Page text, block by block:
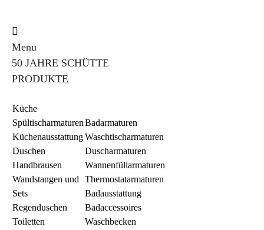
Menu
50 JAHRE SCHÜTTE
PRODUKTE
Küche
Spültischarmaturen
Küchenausstattung
Duschen
Handbrausen
Wandstangen und
Sets
Regenduschen
Toiletten
Badarmaturen
Waschtischarmaturen
Duscharmaturen
Wannenfüllarmaturen
Thermostatarmaturen
Badausstattung
Badaccessoires
Waschbecken